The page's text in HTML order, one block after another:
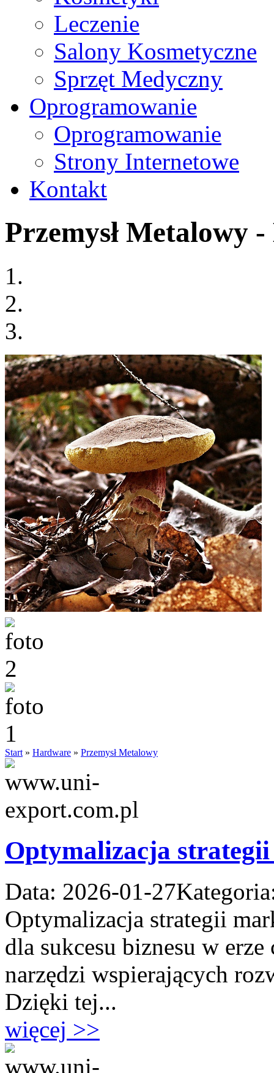
Leczenie
Salony Kosmetyczne
Sprzęt Medyczny
Oprogramowanie
Oprogramowanie
Strony Internetowe
Kontakt
Przemysł Metalowy
Start » Hardware » Przemysł Metalowy
Optymalizacja
Data: 2026-01-27
Optymalizacja strategii
dla sukcesu biznesu w
narzędzi wspierających
Dzięki tej...
więcej >>